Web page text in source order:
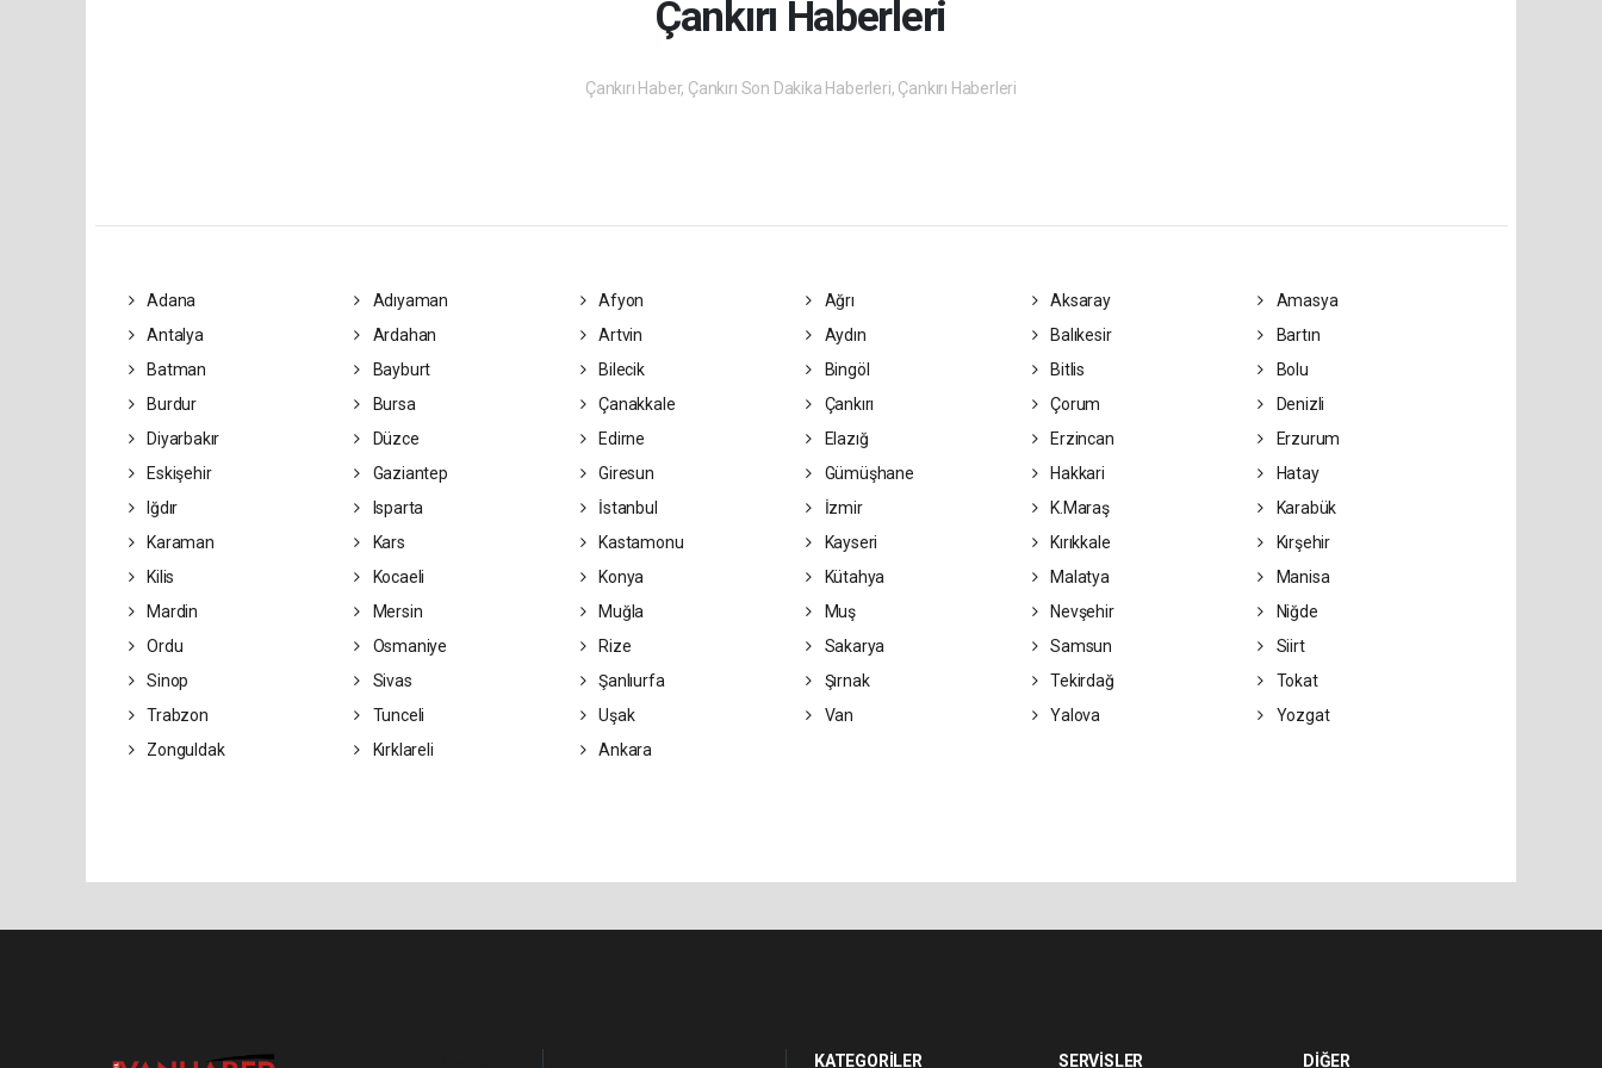
Çankırı Haberleri
Çankırı Haber, Çankırı Son Dakika Haberleri, Çankırı Haberleri
Adana Adıyaman Afyon Ağrı Aksaray
Amasya
Antalya
Ardahan Artvin Aydın Balıkesir
Bartın
Batman
Bayburt Bilecik Bingöl Bitlis
Bolu
Burdur
Bursa Çanakkale Çankırı Çorum
Denizli
Diyarbakır
Düzce Edirne Elazığ Erzincan
Erzurum
Eskişehir
Gaziantep Giresun Gümüşhane Hakkari
Hatay
Iğdır
Isparta İstanbul İzmir K.Maraş
Karabük
Karaman
Kars Kastamonu Kayseri Kırıkkale
Kırşehir
Kilis
Kocaeli Konya Kütahya Malatya
Manisa
Mardin
Mersin Muğla Muş Nevşehir
Niğde
Ordu
Osmaniye Rize Sakarya Samsun
Siirt
Sinop
Sivas Şanlıurfa Şırnak Tekirdağ
Tokat
Trabzon
Tunceli Uşak Van Yalova
Yozgat
Zonguldak
Kırklareli Ankara
KATEGORİLER SERVİSLER DİĞER